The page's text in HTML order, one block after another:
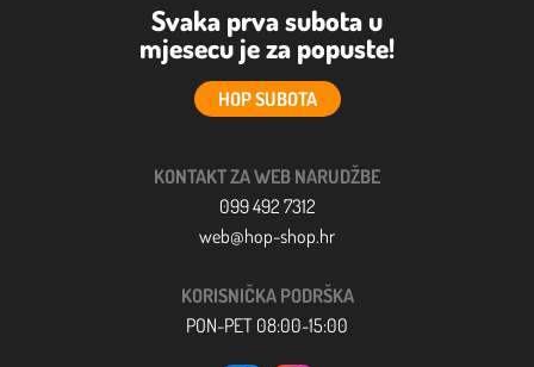
Svaka prva subota u
mjesecu je za popuste!
HOP SUBOTA
KONTAKT ZA WEB NARUDŽBE
099 492 7312
web@hop-shop.hr
KORISNIČKA PODRŠKA
PON-PET 08:00-15:00